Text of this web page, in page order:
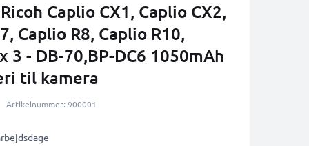
Caplio CX1, Caplio CX2,
Caplio R8, Caplio R10,
3 - DB-70,BP-DC6 1050mAh
til kamera
Artikelnummer: 900001